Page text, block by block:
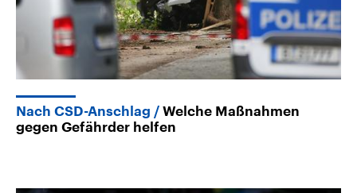
Nach CSD-Anschlag
Welche Maßnahmen
gegen Gefährder helfen